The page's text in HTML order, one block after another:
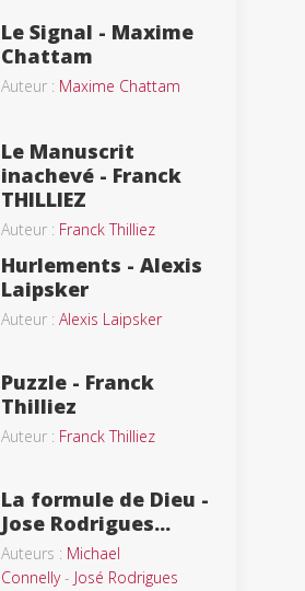
Le Signal - Maxime
Chattam
Auteur : Maxime Chattam
Le Manuscrit
inachevé - Franck
THILLIEZ
Auteur : Franck Thilliez
Hurlements - Alexis
Laipsker
Auteur : Alexis Laipsker
Puzzle - Franck
Thilliez
Auteur : Franck Thilliez
La formule de Dieu -
Jose Rodrigues...
Auteurs : Michael
Connelly- José Rodrigues